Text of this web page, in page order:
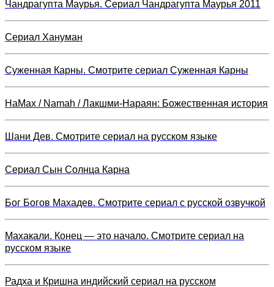
Чандрагупта Маурья. Сериал Чандрагупта Маурья 2011
Сериал Хануман
Суженная Карны. Смотрите сериал Суженная Карны
НаМах / Namah / Лакшми-Нараян: Божественная история
Шани Дев. Смотрите сериал на русском языке
Сериал Сын Солнца Карна
Бог Богов Махадев. Смотрите сериал с русской озвучкой
Махакали. Конец — это начало. Смотрите сериал на
русском языке
Радха и Кришна индийский сериал на русском